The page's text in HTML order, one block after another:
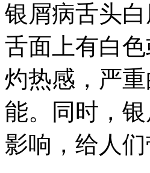
银屑病舌头
舌面上有白
灼热感，严
能。同时，
影响，给人